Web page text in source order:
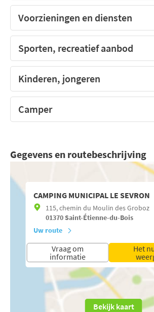
Voorzieningen en diensten
Sporten, recreatief aanbod
Kinderen, jongeren
Camper
Gegevens en routebeschrijving
CAMPING MUNICIPAL LE SEVRON
115, chemin du Moulin des Groboz
01370Saint-Étienne-du-Bois
Uw route
Vraag om
informatie
Het
Bekijk kaart